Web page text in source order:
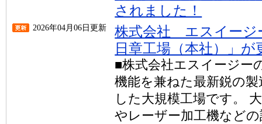
されました！
2026年04月06日更新
株式会社 エスイージ
日章工場（本社）」
■株式会社エスイージー
機能を兼ねた最新鋭の
した大規模工場です。
やレーザー加工機など